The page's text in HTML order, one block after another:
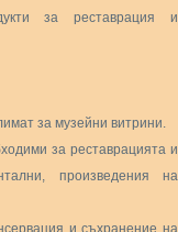
за реставрация и
за музейни витрини.
за реставрацията и
произведения на
и съхранение на